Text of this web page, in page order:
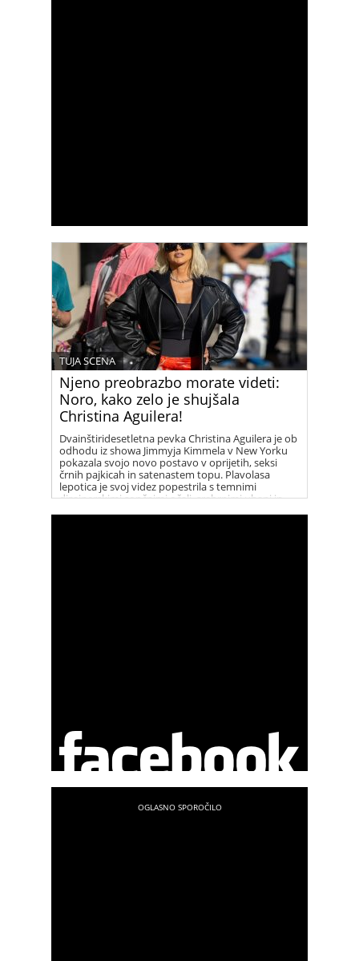
Njeno preobrazbo morate videti:
Noro, kako zelo je shujšala
Christina Aguilera!
TUJA SCENA
Dvainštiridesetletna pevka Christina Aguilera je ob
odhodu iz showa Jimmyja Kimmela v New Yorku
pokazala svojo novo postavo v oprijetih, seksi
črnih pajkicah in satenastem topu. Plavolasa
lepotica je svoj videz popestrila s temnimi
dizajnerskimi sončnimi očali, srebrnimi uhani in